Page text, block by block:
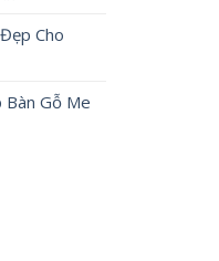
Cho
Bàn Gỗ Me